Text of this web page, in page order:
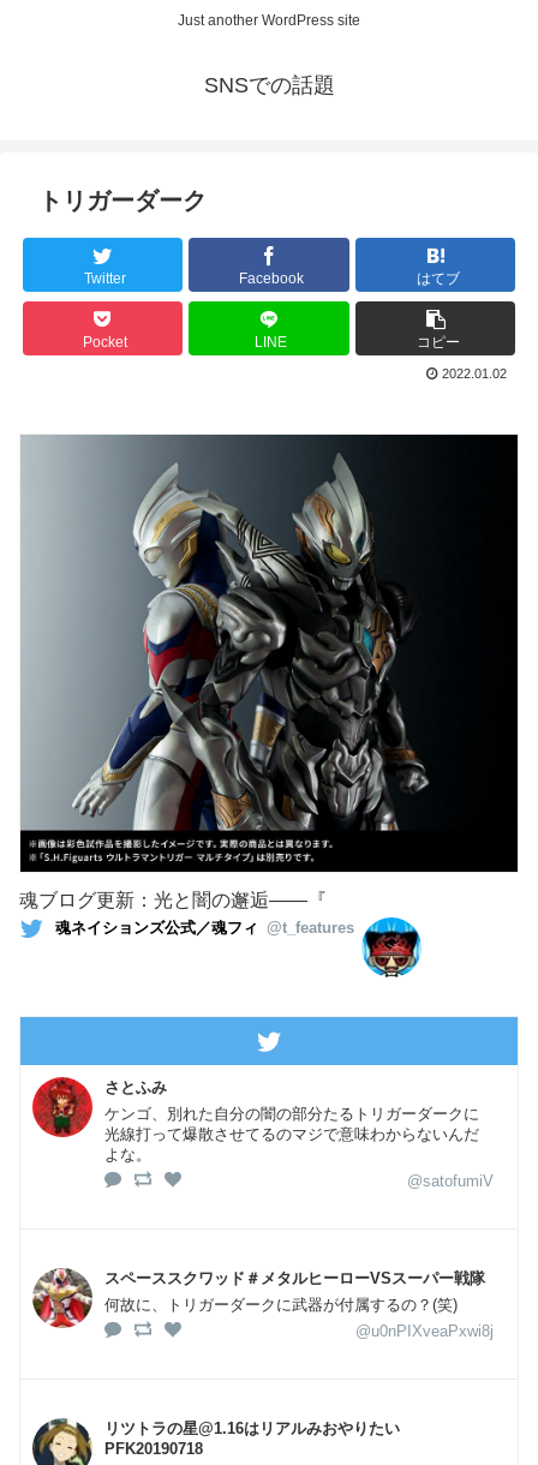
Just another WordPress site
SNSでの話題
トリガーダーク
Twitter Facebook はてブ
Pocket LINE コピー
2022.01.02
魂ブログ更新：光と闇の邂逅――『
魂ネイションズ公式／魂フィ @t_features
さとふみ
ケンゴ、別れた自分の闇の部分たるトリガーダークに
光線打って爆散させてるのマジで意味わからないんだ
よな。
@satofumiV
スペーススクワッド＃メタルヒーローVSスーパー戦隊
何故に、トリガーダークに武器が付属するの？(笑)
@u0nPIXveaPxwi8j
リツトラの星@1.16はリアルみおやりたい
PFK20190718